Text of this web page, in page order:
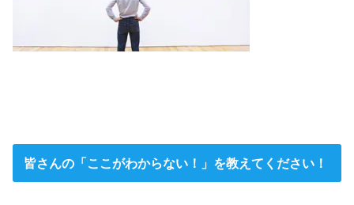
皆さんの「ここがわからない！」を教えてください！